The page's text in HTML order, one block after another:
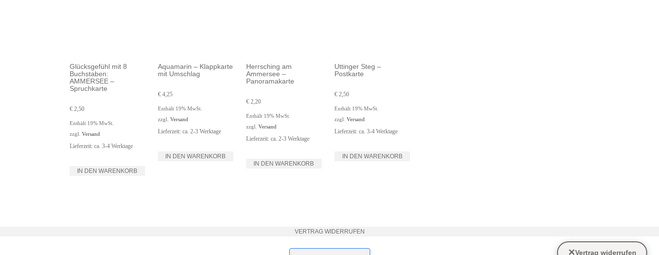
Glücksgefühl mit 8
Buchstaben:
AMMERSEE –
Spruchkarte
€ 2,50
Enthält 19% MwSt.
zzgl. Versand
Lieferzeit: ca. 3-4 Werktage
IN DEN WARENKORB
Aquamarin – Klappkarte
mit Umschlag
€ 4,25
Enthält 19% MwSt.
zzgl.Versand
Lieferzeit: ca. 2-3 Werktage
IN DEN WARENKORB
Herrsching am
Ammersee –
Panoramakarte
€ 2,20
Enthält 19% MwSt.
zzgl.Versand
Lieferzeit: ca. 2-3 Werktage
IN DEN WARENKORB
Uttinger Steg –
Postkarte
€ 2,50
Enthält 19% MwSt.
zzgl.Versand
Lieferzeit: ca. 3-4 Werktage
IN DEN WARENKORB
VERTRAG WIDERRUFEN
✕Vertrag widerrufen